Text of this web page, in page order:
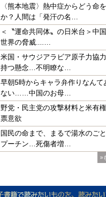
〈熊本地震〉熱中症からどう命
か？人間は「発汗の名…
＜〝運命共同体〟の日米台＞中
世界の脅威....…
米国・サウジアラビア原子力協
持つ懸念…不明瞭な…
早朝5時からキャラ弁作りなんて
ない……中国のお母…
野党・民主党の攻撃材料と米有
票意欲
国民の命まで、まるで湯水のご
プーチン…死傷者増…
»